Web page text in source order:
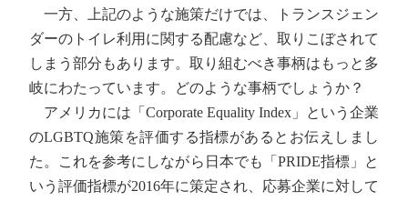
一方、上記のような施策だけでは、トランスジェン
ダーのトイレ利用に関する配慮など、取りこぼされて
しまう部分もあります。取り組むべき事柄はもっと多
岐にわたっています。どのような事柄でしょうか？
アメリカには「Corporate Equality Index」という企業
のLGBTQ施策を評価する指標があるとお伝えしまし
た。これを参考にしながら日本でも「PRIDE指標」と
いう評価指標が2016年に策定され、応募企業に対して